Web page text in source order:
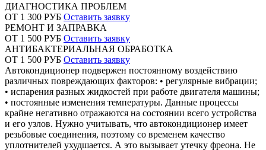
ДИАГНОСТИКА ПРОБЛЕМ
ОТ 1 300 РУБ Оставить заявку
РЕМОНТ И ЗАПРАВКА
ОТ 1 500 РУБ Оставить заявку
АНТИБАКТЕРИАЛЬНАЯ ОБРАБОТКА
ОТ 1 500 РУБ Оставить заявку
Автокондиционер подвержен постоянному воздействию
различных повреждающих факторов: • регулярные вибрации;
• испарения разных жидкостей при работе двигателя машины;
• постоянные изменения температуры. Данные процессы
крайне негативно отражаются на состоянии всего устройства
и его узлов. Нужно учитывать, что автокондиционер имеет
резьбовые соединения, поэтому со временем качество
уплотнителей ухудшается. А это вызывает утечку фреона. Не